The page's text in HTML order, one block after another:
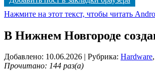
Нажмите на этот текст, чтобы читать
В Нижнем Новгороде
Добавлено: 10.06.2026 | Рубрика: Hardware,
Прочитано: 144 раз(а)